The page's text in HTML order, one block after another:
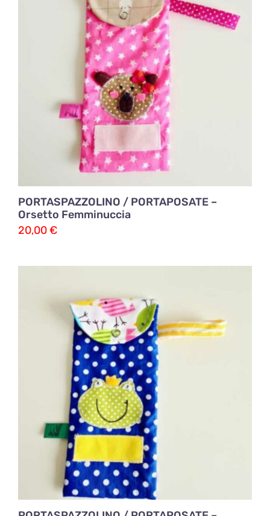
PORTASPAZZOLINO / PORTAPOSATE –
Orsetto Femminuccia
20,00€